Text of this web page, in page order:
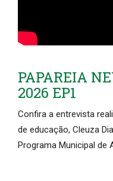
PAPAREIA
2026 EP1
Confira a entrevista
de educação, Cleuza
Programa Municipal de